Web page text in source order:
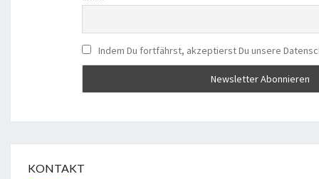
Indem Du fortfährst, akzeptierst Du unsere
KONTAKT